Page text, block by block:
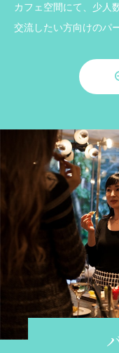
カフェ空間にて、少人
交流したい方向けのパ